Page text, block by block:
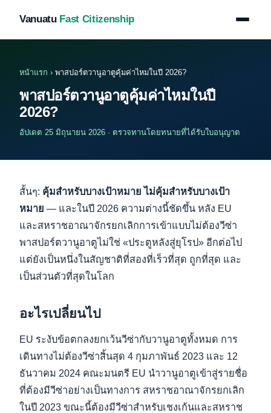
Vanuatu Fast Citizenship
หน้าแรก › พาสปอร์ตวานูอาตูคุ้มค่าไหมในปี 2026?
พาสปอร์ตวานูอาตูคุ้มค่าไหมในปี
2026?
อัปเดต 25 มิถุนายน 2026 · ตรวจทานโดยทนายที่ได้รับใบอนุญาต
สั้นๆ: คุ้มสำหรับบางเป้าหมาย ไม่คุ้มสำหรับบางเป้า
หมาย — และในปี 2026 ความต่างนี้ชัดขึ้น หลัง EU
และสหราชอาณาจักรยกเลิกการเข้าแบบไม่ต้องวีซ่า
พาสปอร์ตวานูอาตูไม่ใช่ «ประตูหลังสู่ยุโรป» อีกต่อไป
แต่ยังเป็นหนึ่งในสัญชาติที่สองที่เร็วที่สุด ถูกที่สุด และ
เป็นส่วนตัวที่สุดในโลก
อะไรเปลี่ยนไป
EU ระงับข้อตกลงยกเว้นวีซ่ากับวานูอาตูทั้งหมด การ
เดินทางไม่ต้องวีซ่าสิ้นสุด 4 กุมภาพันธ์ 2023 และ 12
ธันวาคม 2024 คณะมนตรี EU นำวานูอาตูเข้าสู่รายชื่อ
ที่ต้องมีวีซ่าอย่างเป็นทางการ สหราชอาณาจักรยกเลิก
ในปี 2023 ขณะนี้ต้องมีวีซ่าสำหรับเชงเก้นและสหราช